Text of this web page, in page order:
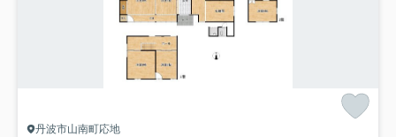
丹波市山南町応地